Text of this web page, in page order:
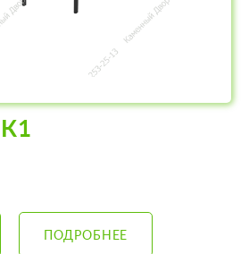
ПОДРОБНЕЕ